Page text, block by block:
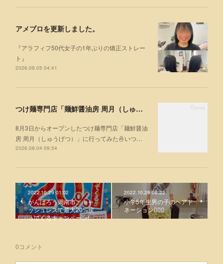
アメブロを更新しました。
『アラフィフ50代女子の1年ぶりの矯正ストレー
ト』
2026.08.05 04:41
つけ麺専門店「麺鮮醤油房 周月（しゅうげつ）」⁡ に行ってみた🍜
8月3日からオープンしたつけ麺専門店「麺鮮醤油
房 周月（しゅうげつ）」⁡に行ってみた🍜いつ…
2026.08.04 09:54
2022.10.29 01:02
がんばろう周南市。キャ
ッシュレスで最大20%戻
ってくるキャンペーン!…
2022.10.26 06:22
小学5年生男の子のヘアド
ネーション💇🏻‍♂️
0コメント